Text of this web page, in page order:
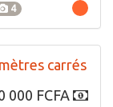
4
carrés
000 FCFA